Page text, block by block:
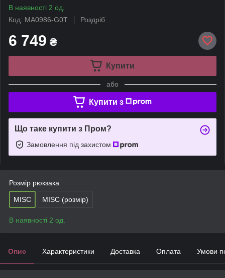
В наявності 2 од.
Код: MA0986-G0T
Роздріб
6 749 ₴
Купити
або
Купити з
Що таке купити з Пром?
Замовлення під захистом
Розмір рюкзака
MISC MISC (розмір)
В наявності 2 од.
Опис Характеристики Доставка Оплата Умови